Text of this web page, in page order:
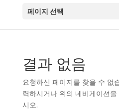
페이지 선택
결과 없음
요청하신 페이지를 찾을 수 없
력하시거나 위의 네비게이션
시오.